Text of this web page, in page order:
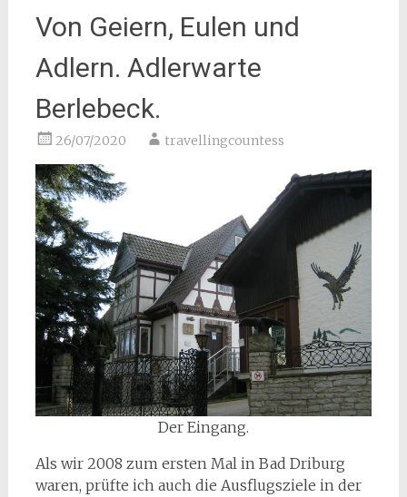
Von Geiern, Eulen und
Adlern. Adlerwarte
Berlebeck.
26/07/2020 travellingcountess
Der Eingang.
Als wir 2008 zum ersten Mal in Bad Driburg
waren, prüfte ich auch die Ausflugsziele in der